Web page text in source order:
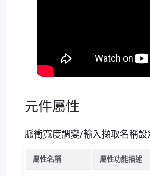
元件屬性
脈衝寬度調變/輸入擷取名稱設
屬性名稱 屬性功能描述